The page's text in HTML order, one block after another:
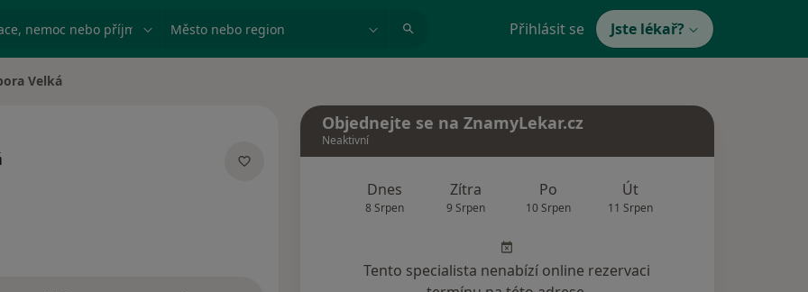
nemoc nebo příjmení Město nebo region Přihlásit se Jste lékař?
Velká
Objednejte se na ZnamyLekar.cz
Neaktivní
Dnes
8 Srpen
Zítra
9 Srpen
Po
10 Srpen
Út
11 Srpen
Tento specialista nenabízí online rezervaci